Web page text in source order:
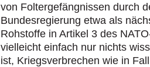
von Foltergefängnissen durch
Bundesregierung etwa als
Rohstoffe in Artikel 3 des
vielleicht einfach nur nichts
ist, Kriegsverbrechen wie in